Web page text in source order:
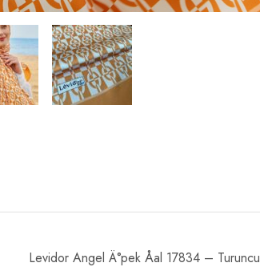
Levidor Angel Ä°pek Åal 17834 – Turuncu